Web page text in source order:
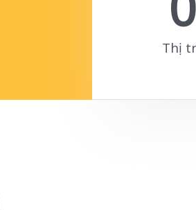
Thị